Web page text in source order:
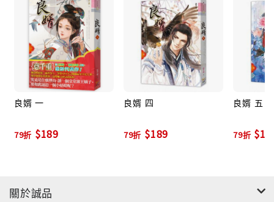
事件〉、〈憾平生〉。
良婿 一
79折 $189
良婿 四
79折 $189
良婿 五
79折
關於誠品